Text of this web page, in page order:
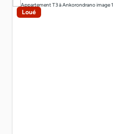
Loué